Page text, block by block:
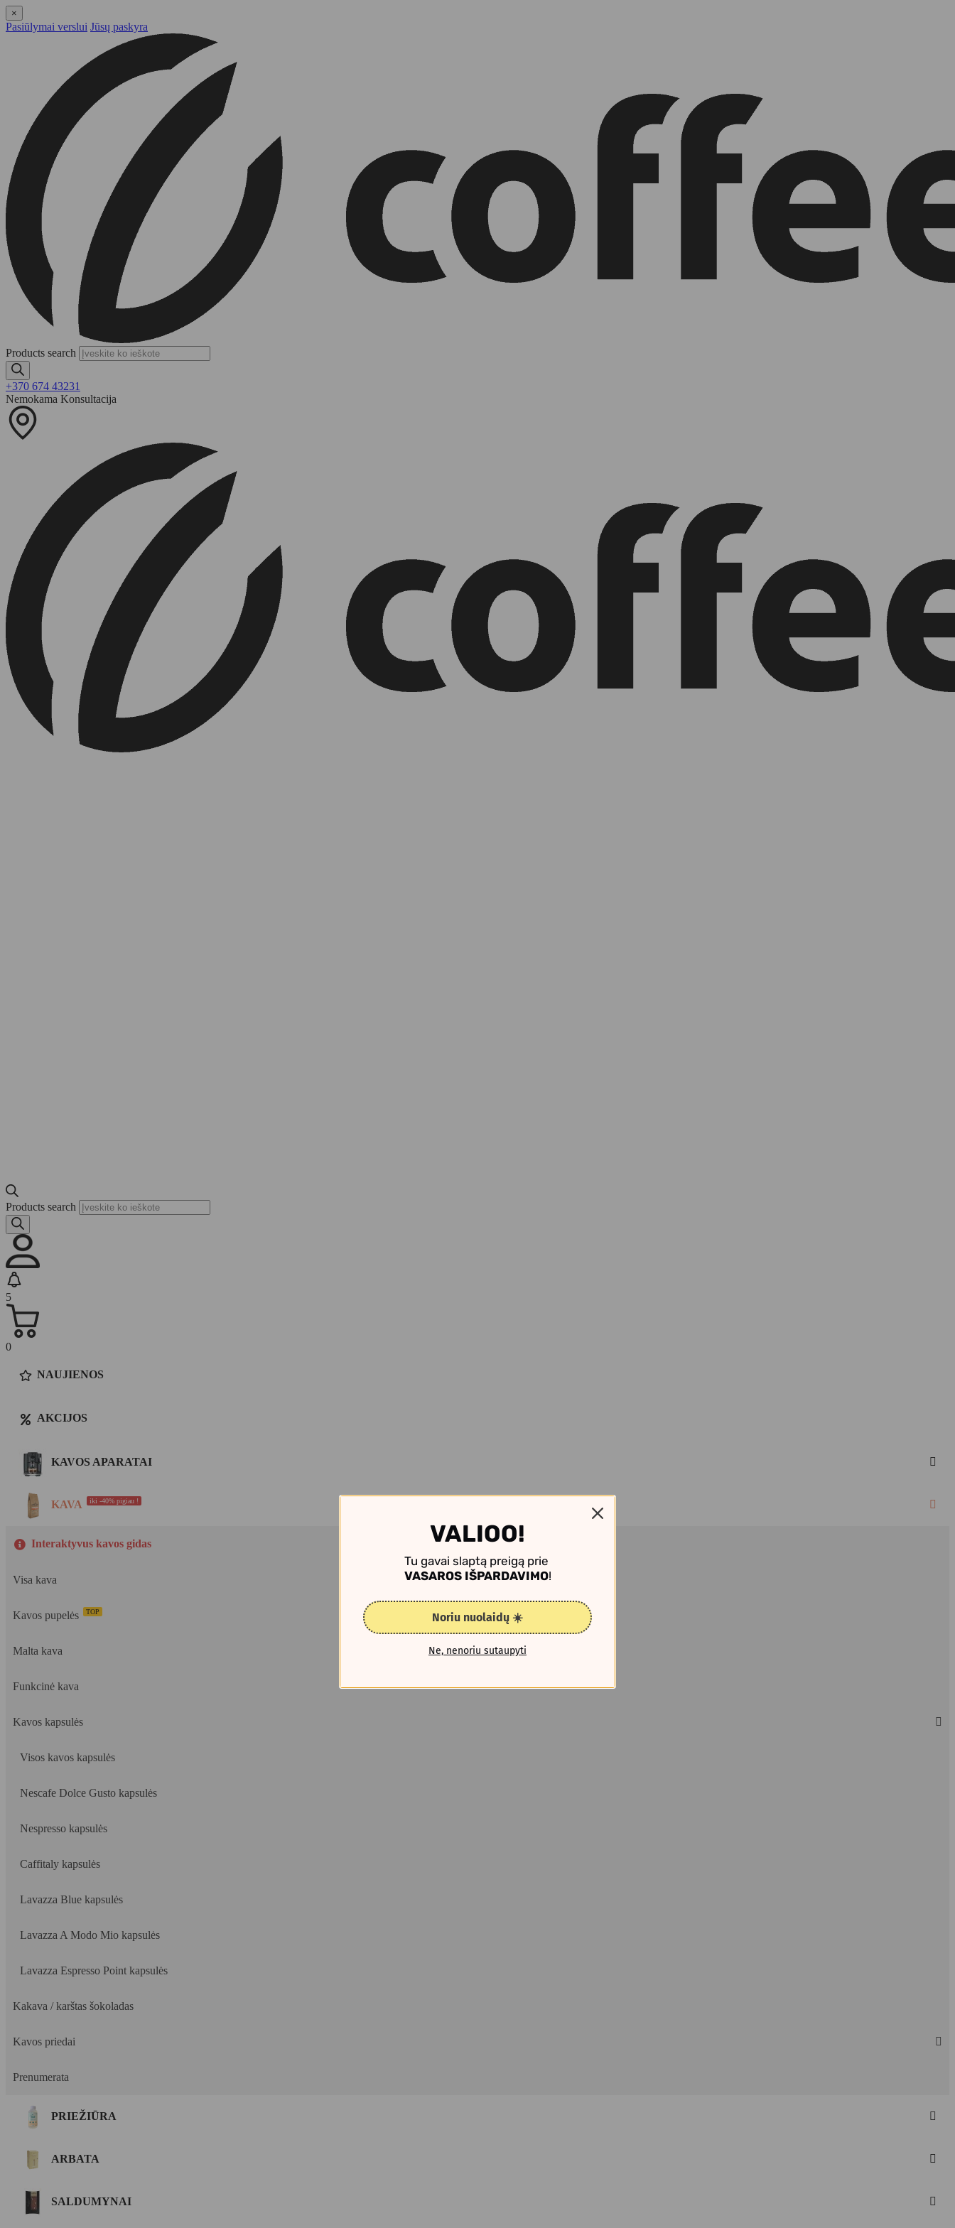
×
Pasiūlymai verslui Jūsų paskyra
Products search
+370 674 43231
Nemokama Konsultacija
Products search
5
0
NAUJIENOS
AKCIJOS
KAVOS APARATAI
KAVA iki -40% pigiau !
Interaktyvus kavos gidas
Visa kava
Kavos pupelės TOP
Malta kava
Funkcinė kava
Kavos kapsulės
Visos kavos kapsulės
Nescafe Dolce Gusto kapsulės
Nespresso kapsulės
Caffitaly kapsulės
Lavazza Blue kapsulės
Lavazza A Modo Mio kapsulės
Lavazza Espresso Point kapsulės
Kakava / karštas šokoladas
Kavos priedai
Prenumerata
PRIEŽIŪRA
ARBATA
SALDUMYNAI
VALIOO!
Tu gavai slaptą preigą prie
VASAROS IŠPARDAVIMO!
Noriu nuolaidų ☀️
Ne, nenoriu sutaupyti